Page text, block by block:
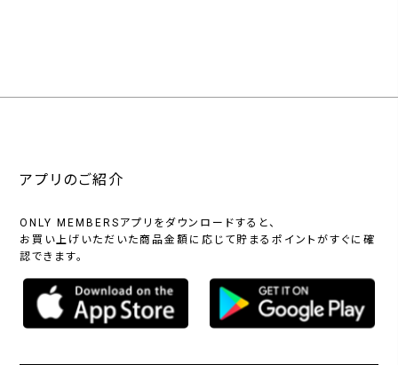
アプリのご紹介
ONLY MEMBERSアプリをダウンロードすると、
お買い上げいただいた商品金額に応じて貯まるポイントがすぐに確
認できます。